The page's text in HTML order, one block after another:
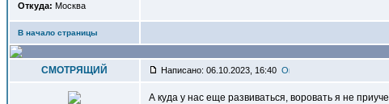
Откуда: Москва
В начало страницы
СМОТРЯЩИЙ Написано: 06.10.2023, 16:40
А куда у нас еще развиваться, воровать я не